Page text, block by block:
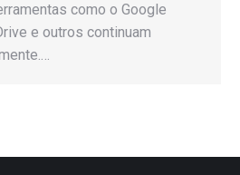
como o Google
e outros continuam